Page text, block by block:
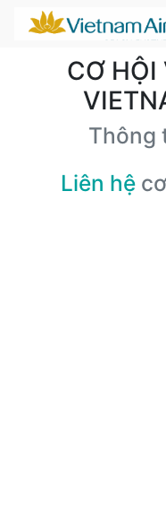
CƠ HỘI
Thông
Liên hệ